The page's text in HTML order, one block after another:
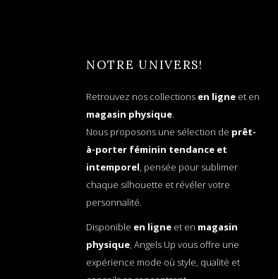
NOTRE UNIVERS!
Retrouvez nos collections en ligne et en
magasin physique.
Nous proposons une sélection de prêt-
à-porter féminin tendance et
intemporel, pensée pour sublimer
chaque silhouette et révéler votre
personnalité.
Disponible en ligne et en magasin
physique, Angels Up vous offre une
expérience mode où style, qualité et